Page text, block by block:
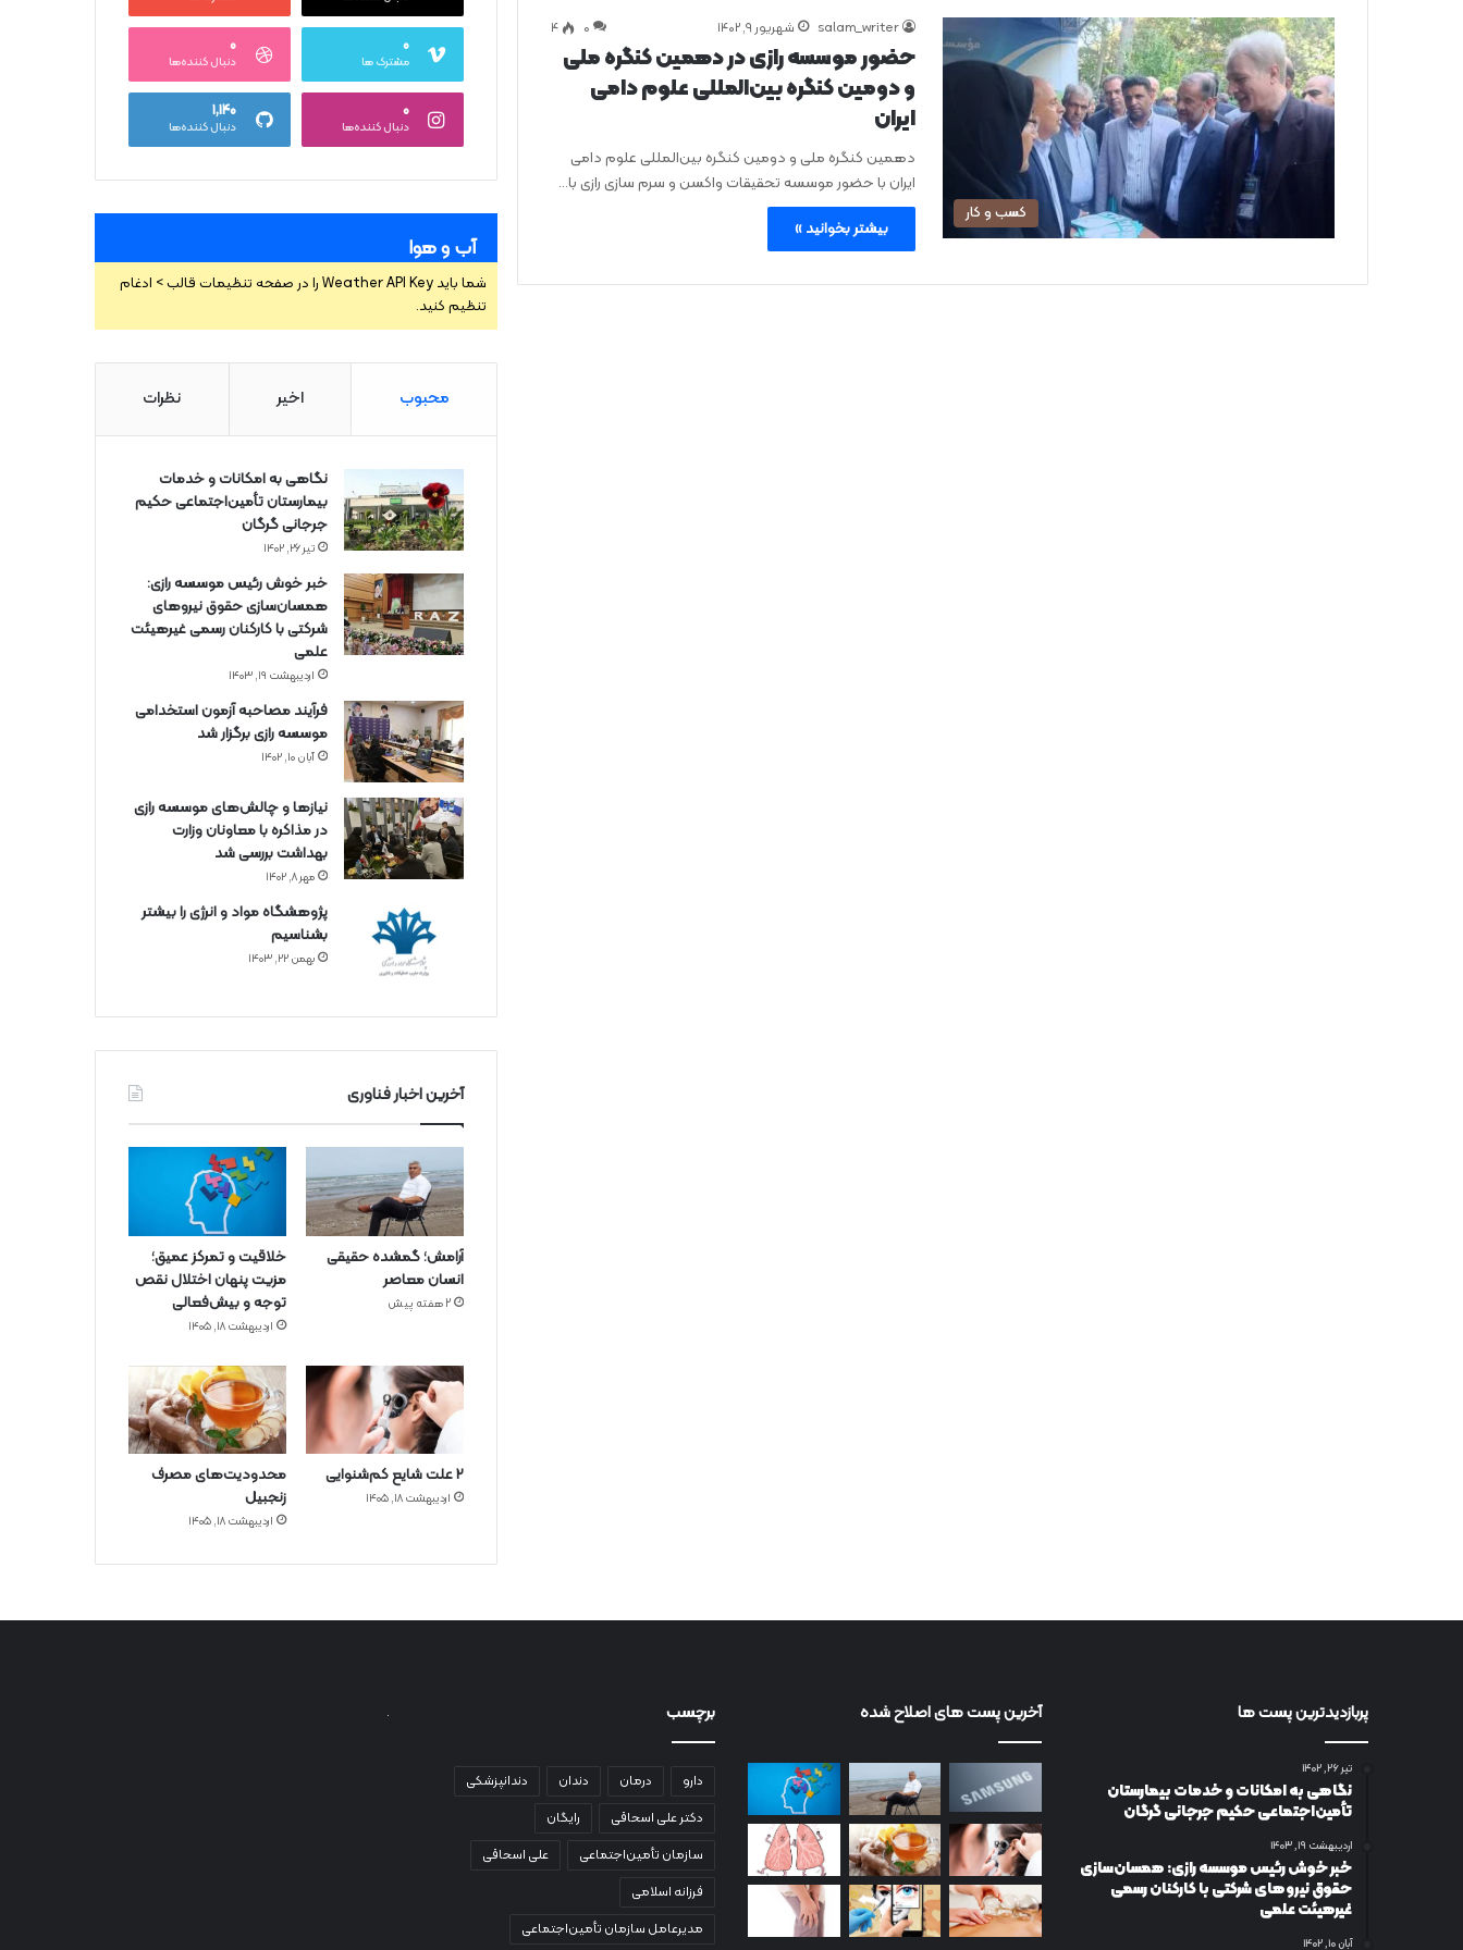
کسب و کار
salam_writer شهریور ۹, ۱۴۰۲ 0 ۴
حضور موسسه رازی در دهمین کنگره ملی
و دومین کنگره بین‌المللی علوم دامی
ایران
دهمین کنگره ملی و دومین کنگره بین‌المللی علوم دامی
ایران با حضور موسسه تحقیقات واکسن و سرم سازی رازی با…
بیشتر بخوانید »
۰
مشترک ها
۰
دنبال کننده‌ها
۰
دنبال کننده‌ها
۱,۱۴۰
دنبال کننده‌ها
آب و هوا
شما باید Weather API Key را در صفحه تنظیمات قالب > ادغام
تنظیم کنید.
محبوب اخیر نظرات
نگاهی به امکانات و خدمات
بیمارستان تأمین‌اجتماعی حکیم
جرجانی گرگان
تیر ۲۶, ۱۴۰۲
خبر خوش رئیس موسسه رازی:
همسان‌سازی حقوق نیروهای
شرکتی با کارکنان رسمی غیرهیئت
علمی
اردیبهشت ۱۹, ۱۴۰۳
فرآیند مصاحبه آزمون استخدامی
موسسه رازی برگزار شد
آبان ۱۰, ۱۴۰۲
نیازها و چالش‌های موسسه رازی
در مذاکره با معاونان وزارت
بهداشت بررسی شد
مهر ۸, ۱۴۰۲
پژوهشگاه مواد و انرژی را بیشتر
بشناسیم
بهمن ۲۲, ۱۴۰۳
آخرین اخبار فناوری
آرامش؛ گمشده حقیقی
انسان معاصر
2 هفته پیش
خلاقیت و تمرکز عمیق؛
مزیت پنهان اختلال نقص
توجه و بیش‌فعالی
اردیبهشت ۱۸, ۱۴۰۵
۲ علت شایع‌ کم‌شنوایی
اردیبهشت ۱۸, ۱۴۰۵
محدودیت‌های مصرف
زنجبیل
اردیبهشت ۱۸, ۱۴۰۵
پربازدیدترین پست ها
تیر ۲۶, ۱۴۰۲
نگاهی به امکانات و خدمات بیمارستان
تأمین‌اجتماعی حکیم جرجانی گرگان
اردیبهشت ۱۹, ۱۴۰۳
خبر خوش رئیس موسسه رازی: همسان‌سازی
حقوق نیروهای شرکتی با کارکنان رسمی
غیرهیئت علمی
آبان ۱۰, ۱۴۰۲
آخرین پست های اصلاح شده برچسب
دارو درمان دندان
دندانپزشکی
دکتر علی اسحاقی
رایگان
سازمان تأمین‌اجتماعی
علی اسحاقی
فرزانه اسلامی
مدیرعامل سازمان تأمین‌اجتماعی